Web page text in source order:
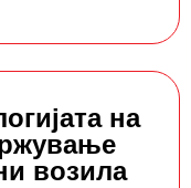
на
возила